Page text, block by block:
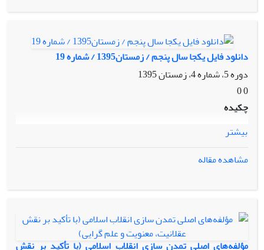
دانلود فایل یکجا سال پنجم / زمستان1395 / شماره 19
دوره 5، شماره 4، زمستان 1395
0 0
چکیده
بیشتر
مشاهده مقاله
مؤلفه‌های اصلی تمدن سازی انقلاب اسلامی (با تأکید بر نقش